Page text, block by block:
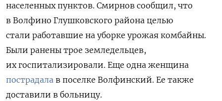
населенных пунктов. Смирнов сообщил, что
в Волфино Глушковского района целью
стали работавшие на уборке урожая комбайны.
Были ранены трое земледельцев,
их госпитализировали. Еще одна женщина
пострадала в поселке Волфинский. Ее также
доставили в больницу.